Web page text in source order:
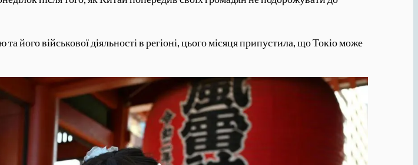
його військової діяльності в регіоні, цього місяця припустила, що Токіо може